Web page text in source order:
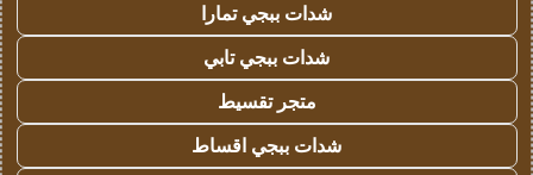
شدات ببجي تمارا
شدات ببجي تابي
متجر تقسيط
شدات ببجي اقساط